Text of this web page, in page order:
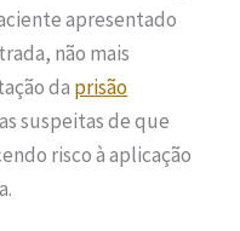
apresentado
não mais
da prisão
suspeitas de que
risco à aplicação